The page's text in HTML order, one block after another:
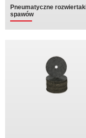
Pneumatyczne
spawów